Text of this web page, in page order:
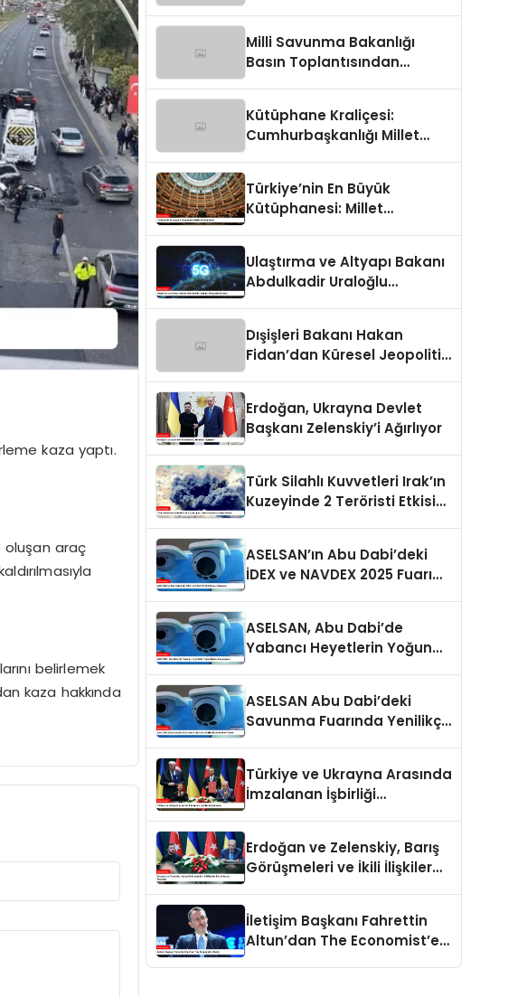
kaza yaptı.
oluşan araç
belirlemek
kaza hakkında
Milli Savunma Bakanlığı
Basın Toplantısından
Kütüphane Kraliçesi:
Cumhurbaşkanlığı Millet
Türkiye’nin En Büyük
Kütüphanesi: Millet
Ulaştırma ve Altyapı Bakanı
Abdulkadir Uraloğlu
Dışişleri Bakanı Hakan
Fidan’dan Küresel Jeopolitik
Erdoğan, Ukrayna Devlet
Başkanı Zelenskiy’i Ağırlıyor
Türk Silahlı Kuvvetleri Irak’ın
Kuzeyinde 2 Teröristi Etkisiz
ASELSAN’ın Abu Dabi’deki
İDEX ve NAVDEX 2025 Fuarı
ASELSAN, Abu Dabi’de
Yabancı Heyetlerin Yoğun
ASELSAN Abu Dabi’deki
Savunma Fuarında Yenilikçi
Türkiye ve Ukrayna Arasında
İmzalanan İşbirliği
Erdoğan ve Zelenskiy, Barış
Görüşmeleri ve İkili İlişkiler
İletişim Başkanı Fahrettin
Altun’dan The Economist’e